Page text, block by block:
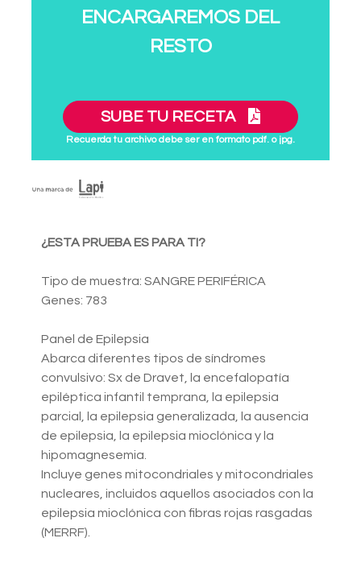
ENCARGAREMOS DEL
RESTO
SUBE TU RECETA
Recuerda tu archivo debe ser en formato pdf. o jpg.
¿ESTA PRUEBA ES PARA TI?
Tipo de muestra: SANGRE PERIFÉRICA
Genes: 783
Panel de Epilepsia
Abarca diferentes tipos de síndromes
convulsivo: Sx de Dravet, la encefalopatía
epiléptica infantil temprana, la epilepsia
parcial, la epilepsia generalizada, la ausencia
de epilepsia, la epilepsia mioclónica y la
hipomagnesemia.
Incluye genes mitocondriales y mitocondriales
nucleares, incluidos aquellos asociados con la
epilepsia mioclónica con fibras rojas rasgadas
(MERRF).